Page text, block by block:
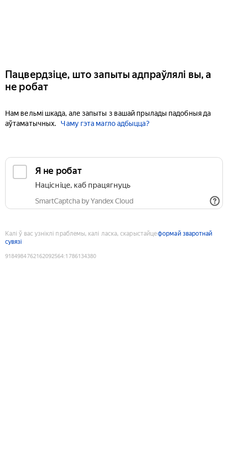
Пацвердзіце, што запыты адпраўлялі вы, а
не робат
Нам вельмі шкада, але запыты з вашай прылады падобныя да
аўтаматычных.
Чаму гэта магло адбыцца?
Я не робат
Націсніце, каб працягнуць
SmartCaptcha by Yandex Cloud
Калі ў вас узніклі праблемы, калі ласка, скарыстайцеформай зваротнай
сувязі
9184984762162092564:1786134380